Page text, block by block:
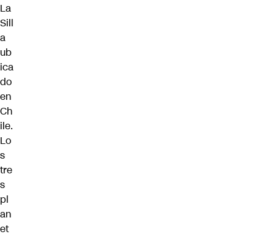
La
Sill
a
ub
ica
do
en
Ch
ile.
Lo
s
tre
s
pl
an
et